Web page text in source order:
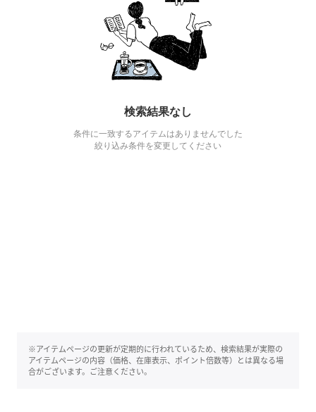
検索結果なし
条件に一致するアイテムはありませんでした
絞り込み条件を変更してください
※アイテムページの更新が定期的に行われているため、検索結果が実際の
アイテムページの内容（価格、在庫表示、ポイント倍数等）とは異なる場
合がございます。ご注意ください。